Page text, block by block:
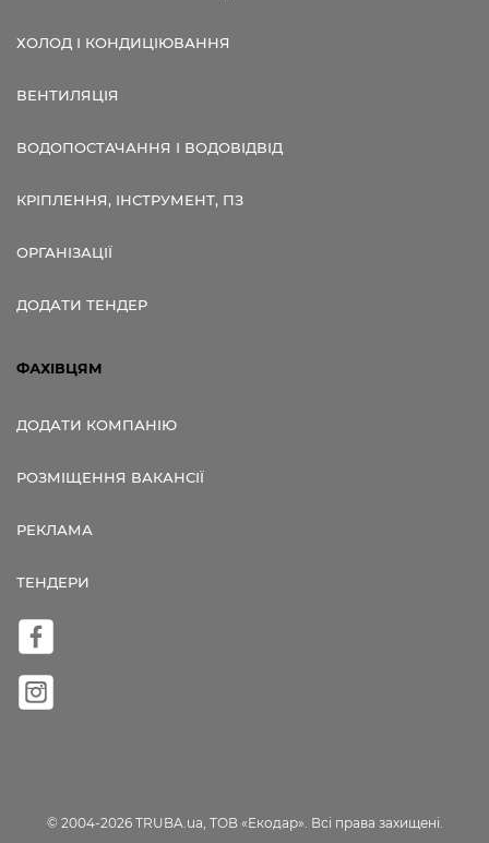
ХОЛОД І КОНДИЦІЮВАННЯ
ВЕНТИЛЯЦІЯ
ВОДОПОСТАЧАННЯ І ВОДОВІДВІД
КРІПЛЕННЯ, ІНСТРУМЕНТ, ПЗ
ОРГАНІЗАЦІЇ
ДОДАТИ ТЕНДЕР
ФАХІВЦЯМ
ДОДАТИ КОМПАНІЮ
РОЗМІЩЕННЯ ВАКАНСІЇ
РЕКЛАМА
ТЕНДЕРИ
© 2004-2026 TRUBA.ua, ТОВ «Екодар». Всі права захищені.